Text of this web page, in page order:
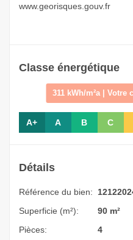
www.georisques.gouv.fr
Classe énergétique
A+ A B C
311 kWh/m²a | Votre
Détails
Référence du bien:
Superficie (m²):
90 m²
Pièces:
4